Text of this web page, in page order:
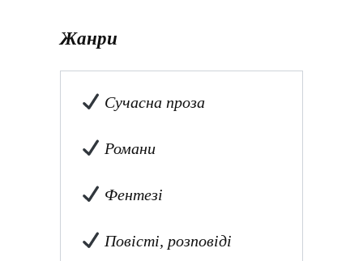
Жанри
Сучасна проза
Романи
Фентезі
Повісті, розповіді